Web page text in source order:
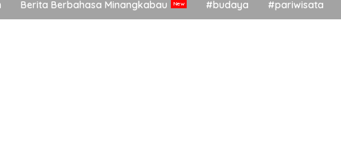
Berita Berbahasa Minangkabau #budaya #pariwisata